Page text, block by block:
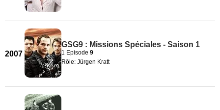
2007
GSG9 : Missions Spéciales - Saison 1
1 Episode 9
Rôle: Jürgen Kratt